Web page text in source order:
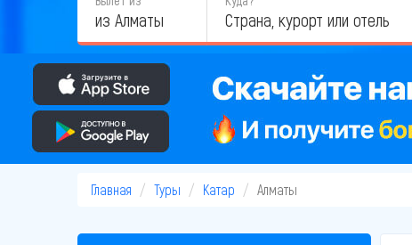
из Алматы
Главная Туры Катар Алматы